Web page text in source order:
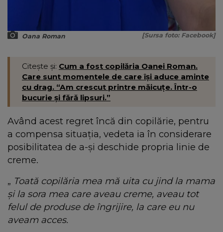
Oana Roman [Sursa foto: Facebook]
Citește și: Cum a fost copilăria Oanei Roman.
Care sunt momentele de care își aduce aminte
cu drag. “Am crescut printre măicuțe. Într-o
bucurie și fără lipsuri.”
Având acest regret încă din copilărie, pentru
a compensa situația, vedeta ia în considerare
posibilitatea de a-și deschide propria linie de
creme.
„ Toată copilăria mea mă uita cu jind la mama
și la sora mea care aveau creme, aveau tot
felul de produse de îngrijire, la care eu nu
aveam acces.